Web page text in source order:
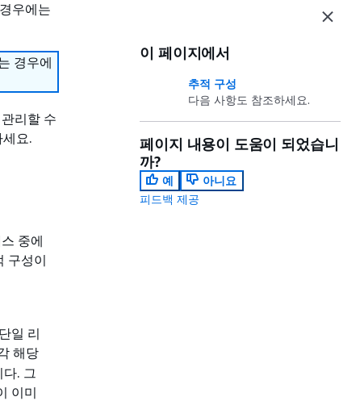
우에는
경우에
리할 수
요.
중에
구성이
일 리
해당
. 그
이미
이 페이지에서
추적 구성
다음 사항도 참조하세요.
페이지 내용이 도움이 되었습니
까?
예
아니요
피드백 제공